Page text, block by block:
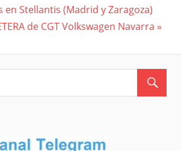
en Stellantis (Madrid y Zaragoza)
de CGT Volkswagen Navarra